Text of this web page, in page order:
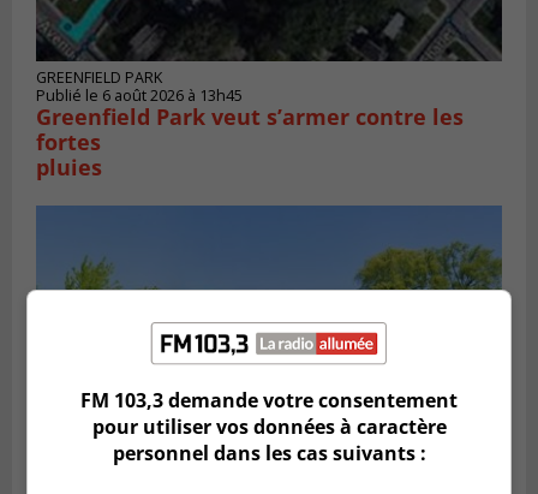
GREENFIELD PARK
Publié le 6 août 2026 à 13h45
Greenfield Park veut s’armer contre les
fortes
pluies
FM 103,3 demande votre consentement
pour utiliser vos données à caractère
personnel dans les cas suivants :